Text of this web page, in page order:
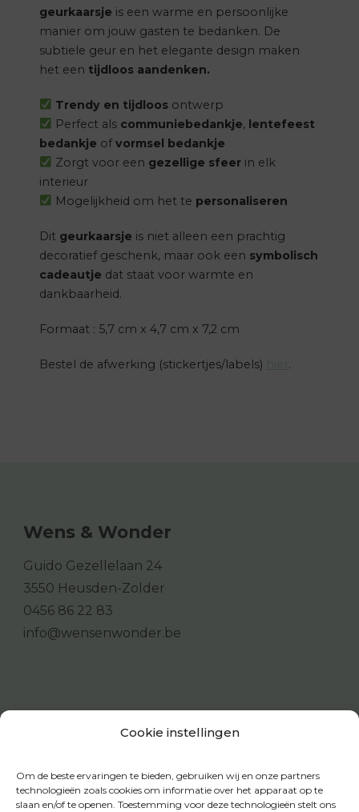
Cookie instellingen
Om de beste ervaringen te bieden, gebruiken wij en onze partners
technologieën zoals cookies om informatie over het apparaat op te
slaan en/of te openen. Toestemming voor deze technologieën stelt ons
geurkaarsje is een warme en persoonlijke
manier om jouw gasten te bedanken. De
subtiele geur en het elegante design maken
het een tijdloos aandenken.
Trendy en tijdloos ontwerp
Perfect als communiebedankje, lentefeest
bedankje ofvormsel bedankje
Zorgt voor een gezellige sfeer in elk
interieur
Mogelijkheid om het te personaliseren
Dit geurkaarsje is niet alleen een prachtig
decoratief geschenk, maar ook een symbolisch
cadeautje dat staat voor warmte en
dankbaarheid.
Formaat : 5,7 cm x 4,7 cm x 7,2 cm
Bestel de afwerking (stickertjes/labels) .
Wens & Wonder
Guido Gezellelaan 24
3550 Heusden-Zolder
0456 86 22 83
info@wensenwonder.be